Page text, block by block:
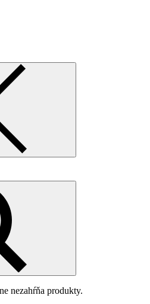
nezahŕňa produkty.